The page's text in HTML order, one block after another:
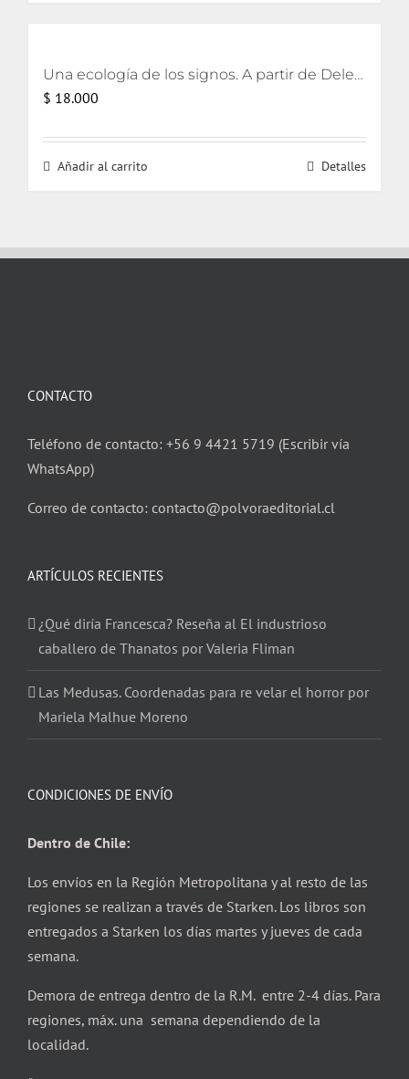
Una ecología de los signos. A partir de Deleuze
$ 18.000
Añadir al carrito Detalles
CONTACTO
Teléfono de contacto: +56 9 4421 5719 (Escribir vía
WhatsApp)
Correo de contacto: contacto@polvoraeditorial.cl
ARTÍCULOS RECIENTES
¿Qué diría Francesca? Reseña al El industrioso
caballero de Thanatos por Valeria Fliman
Las Medusas. Coordenadas para re velar el horror por
Mariela Malhue Moreno
CONDICIONES DE ENVÍO
Dentro de Chile:
Los envíos en la Región Metropolitana y al resto de las
regiones se realizan a través de Starken. Los libros son
entregados a Starken los días martes y jueves de cada
semana.
Demora de entrega dentro de la R.M. entre 2-4 días. Para
regiones, máx. una semana dependiendo de la
localidad.